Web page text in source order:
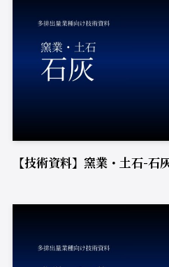
【技術資料】窯業・土石-石